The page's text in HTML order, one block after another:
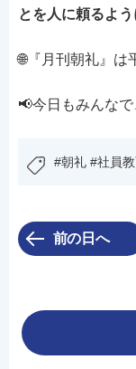
とを人に頼るよう
🌐『月刊朝礼』は
📢今日もみんな
#朝礼 #社員
前の日へ